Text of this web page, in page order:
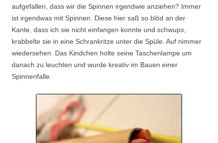
aufgefallen, dass wir die Spinnen irgendwie anziehen? Immer
ist irgendwas mit Spinnen. Diese hier saß so blöd an der
Kante, dass ich sie nicht einfangen konnte und schwups,
krabbelte sie in eine Schrankritze unter die Spüle. Auf nimmer
wiedersehen. Das Kindchen holte seine Taschenlampe um
danach zu leuchten und wurde kreativ im Bauen einer
Spinnenfalle.